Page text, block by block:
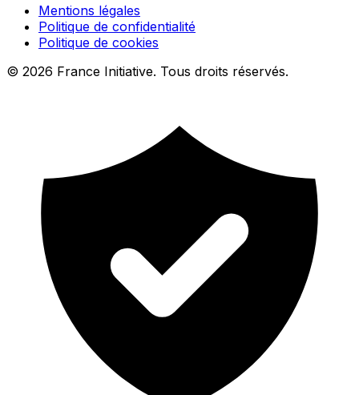
Mentions légales
Politique de confidentialité
Politique de cookies
© 2026 France Initiative. Tous droits réservés.